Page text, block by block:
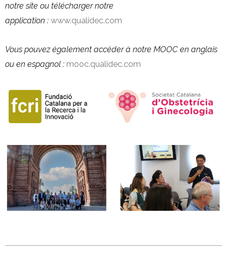
notre site ou télécharger notre
application : www.qualidec.com
Vous pouvez également accéder à notre MOOC en anglais
ou en espagnol : mooc.qualidec.com